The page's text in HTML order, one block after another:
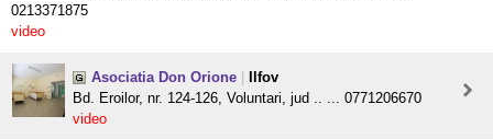
0213371875
video
Asociatia Don Orione
Ilfov
Bd. Eroilor, nr. 124-126, Voluntari, jud .. ... 0771206670
video